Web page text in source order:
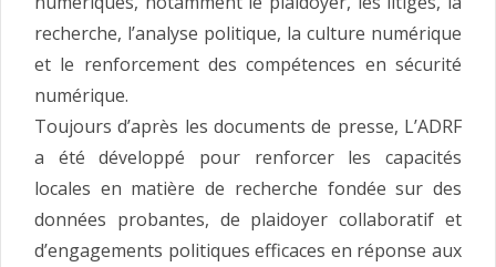
recherche, l’analyse politique, la culture numérique
et le renforcement des compétences en sécurité
numérique.
Toujours d’après les documents de presse, L’ADRF
a été développé pour renforcer les capacités
locales en matière de recherche fondée sur des
données probantes, de plaidoyer collaboratif et
d’engagements politiques efficaces en réponse aux